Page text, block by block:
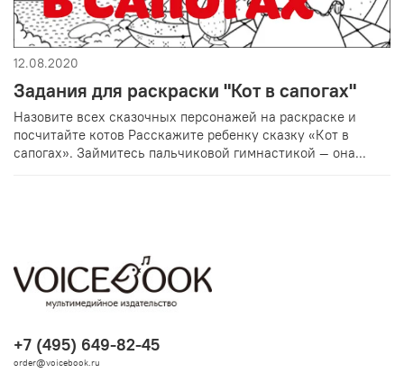
12.08.2020
Задания для раскраски "Кот в сапогах"
Назовите всех сказочных персонажей на раскраске и
посчитайте котов Расскажите ребенку сказку «Кот в
сапогах». Займитесь пальчиковой гимнастикой — она...
+7 (495) 649-82-45
order@voicebook.ru